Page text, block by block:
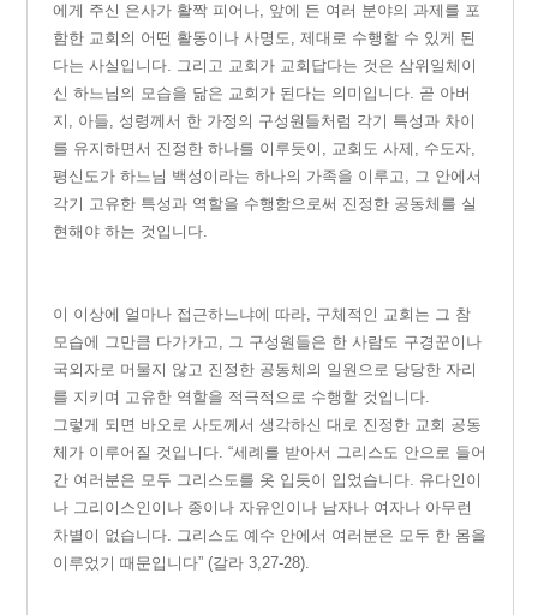
에게 주신 은사가 활짝 피어나, 앞에 든 여러 분야의 과제를 포
함한 교회의 어떤 활동이나 사명도, 제대로 수행할 수 있게 된
다는 사실입니다. 그리고 교회가 교회답다는 것은 삼위일체이
신 하느님의 모습을 닮은 교회가 된다는 의미입니다. 곧 아버
지, 아들, 성령께서 한 가정의 구성원들처럼 각기 특성과 차이
를 유지하면서 진정한 하나를 이루듯이, 교회도 사제, 수도자,
평신도가 하느님 백성이라는 하나의 가족을 이루고, 그 안에서
각기 고유한 특성과 역할을 수행함으로써 진정한 공동체를 실
현해야 하는 것입니다.
이 이상에 얼마나 접근하느냐에 따라, 구체적인 교회는 그 참
모습에 그만큼 다가가고, 그 구성원들은 한 사람도 구경꾼이나
국외자로 머물지 않고 진정한 공동체의 일원으로 당당한 자리
를 지키며 고유한 역할을 적극적으로 수행할 것입니다.
그렇게 되면 바오로 사도께서 생각하신 대로 진정한 교회 공동
체가 이루어질 것입니다. “세례를 받아서 그리스도 안으로 들어
간 여러분은 모두 그리스도를 옷 입듯이 입었습니다. 유다인이
나 그리이스인이나 종이나 자유인이나 남자나 여자나 아무런
차별이 없습니다. 그리스도 예수 안에서 여러분은 모두 한 몸을
이루었기 때문입니다” (갈라 3,27-28).